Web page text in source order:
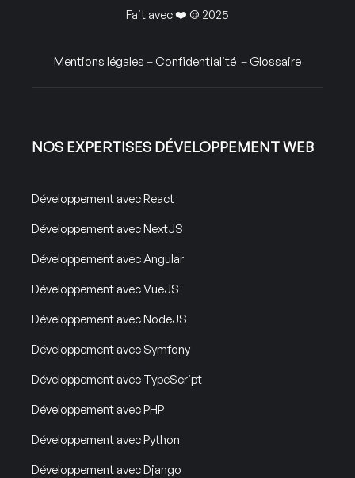
Fait avec ❤️ © 2025
Mentions légales –Confidentialité – Glossaire
NOS EXPERTISES DÉVELOPPEMENT WEB
Développement avec React
Développement avec NextJS
Développement avec Angular
Développement avec VueJS
Développement avec NodeJS
Développement avec Symfony
Développement avec TypeScript
Développement avec PHP
Développement avec Python
Développement avec Django